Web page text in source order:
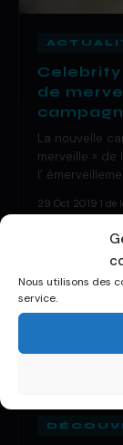
Nous utilisons des
service.
Celebrity
de
La nouvelle
merveille »
l’
29 Oct 2019 1 de